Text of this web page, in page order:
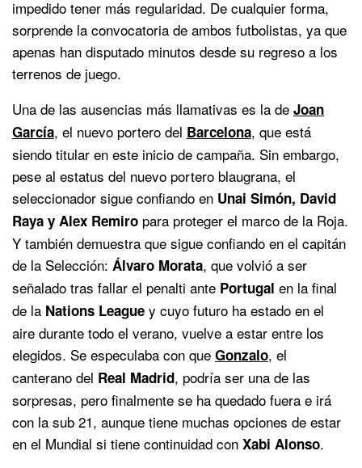
impedido tener más regularidad. De cualquier forma,
sorprende la convocatoria de ambos futbolistas, ya que
apenas han disputado minutos desde su regreso a los
terrenos de juego.
Una de las ausencias más llamativas es la de Joan
García, el nuevo portero del Barcelona, que está
siendo titular en este inicio de campaña. Sin embargo,
pese al estatus del nuevo portero blaugrana, el
seleccionador sigue confiando en Unai Simón, David
Raya y Alex Remiro para proteger el marco de la Roja.
Y también demuestra que sigue confiando en el capitán
de la Selección: Álvaro Morata, que volvió a ser
señalado tras fallar el penalti ante Portugal en la final
de la Nations League y cuyo futuro ha estado en el
aire durante todo el verano, vuelve a estar entre los
elegidos. Se especulaba con que Gonzalo, el
canterano del Real Madrid, podría ser una de las
sorpresas, pero finalmente se ha quedado fuera e irá
con la sub 21, aunque tiene muchas opciones de estar
en el Mundial si tiene continuidad con Xabi Alonso.